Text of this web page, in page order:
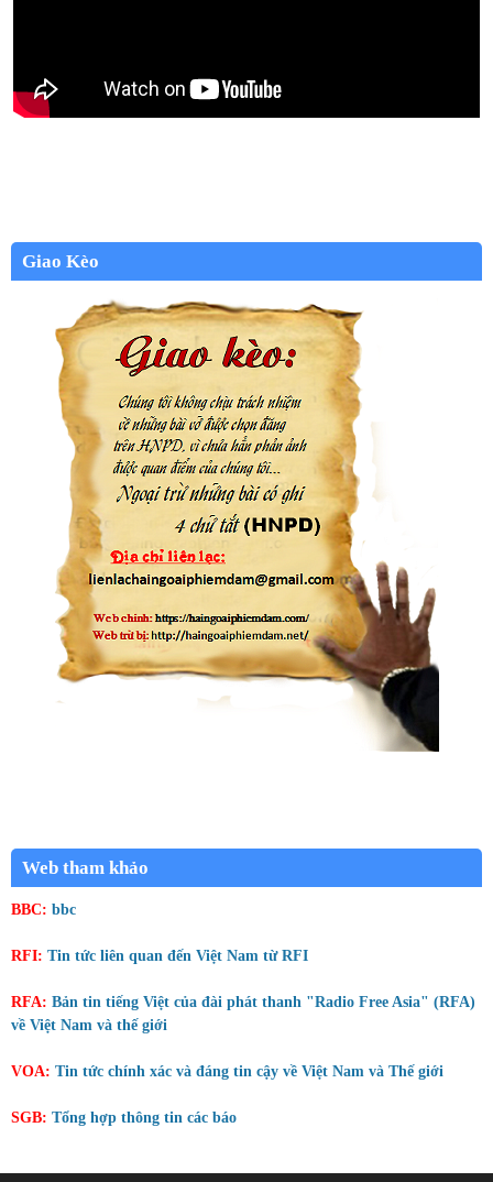
Giao Kèo
Web tham khảo
BBC: bbc
RFI: Tin tức liên quan đến Việt Nam từ RFI
RFA: Bản tin tiếng Việt của đài phát thanh "Radio Free Asia" (RFA)
về Việt Nam và thế giới
VOA: Tin tức chính xác và đáng tin cậy về Việt Nam và Thế giới
SGB: Tổng hợp thông tin các báo